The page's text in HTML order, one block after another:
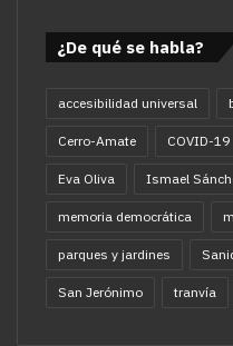
¿De qué se habla?
accesibilidad universal
Cerro-Amate COVID-19
Eva Oliva Ismael
memoria democrática
parques y jardines
San Jerónimo tranvía